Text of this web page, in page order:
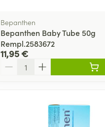
Bepanthen
Bepanthen Baby Tube 50g
Rempl.2583672
11,95 €
Quantité